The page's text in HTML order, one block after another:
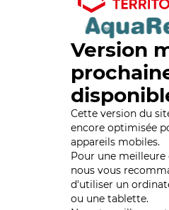
Version
Cette version du
encore optimisée
appareils mobiles.
Pour une meilleure
nous vous
d'utiliser un
ou une tablette.